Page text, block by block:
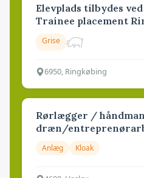
Elevplads tilbydes
Trainee placement
Grise
6950, Ringkøbing
Rørlægger /
dræn/
Anlæg Kloak